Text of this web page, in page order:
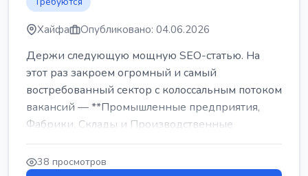
Хайфа Опубликовано: 04.06.2026
Держи следующую мощную SEO-статью. На
этот раз закроем огромный и самый
востребованный сектор с колоссальным потоком
вакансий — **Промышленные предприятия,
Фабрики, Склады и Производственные
заводы** ...
38 просмотров